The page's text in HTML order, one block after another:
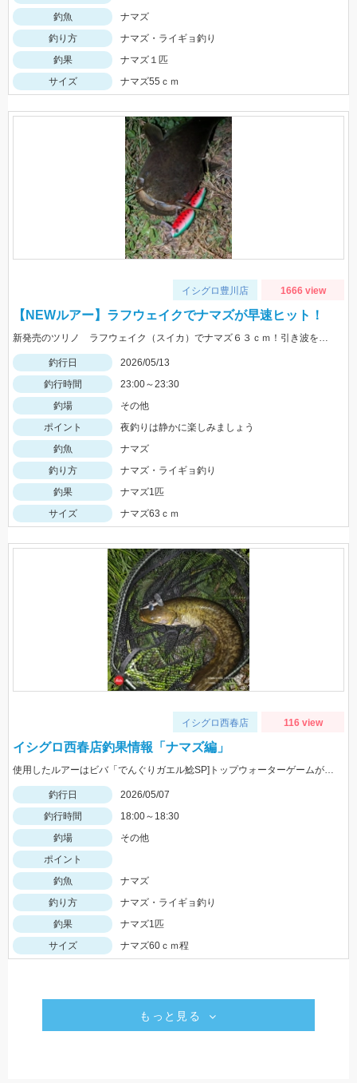
釣魚
ナマズ
釣り方
ナマズ・ライギョ釣り
釣果
ナマズ１匹
サイズ
ナマズ55ｃｍ
イシグロ豊川店 1666 view
【NEWルアー】ラフウェイクでナマズが早速ヒット！
新発売のツリノ ラフウェイク（スイカ）でナマズ６３ｃｍ！引き波を伴ったうねうねアクションがドはまりします♪今回はフックのかえしをつぶしてバーブレス仕様にしました。
釣行日
2026/05/13
釣行時間
23:00～23:30
釣場
その他
ポイント
夜釣りは静かに楽しみましょう
釣魚
ナマズ
釣り方
ナマズ・ライギョ釣り
釣果
ナマズ1匹
サイズ
ナマズ63ｃｍ
イシグロ西春店 116 view
イシグロ西春店釣果情報「ナマズ編」
使用したルアーはビバ「でんぐりガエル鯰SP]トップウォーターゲームが楽しい(^^♪
釣行日
2026/05/07
釣行時間
18:00～18:30
釣場
その他
ポイント
釣魚
ナマズ
釣り方
ナマズ・ライギョ釣り
釣果
ナマズ1匹
サイズ
ナマズ60ｃｍ程
もっと見る